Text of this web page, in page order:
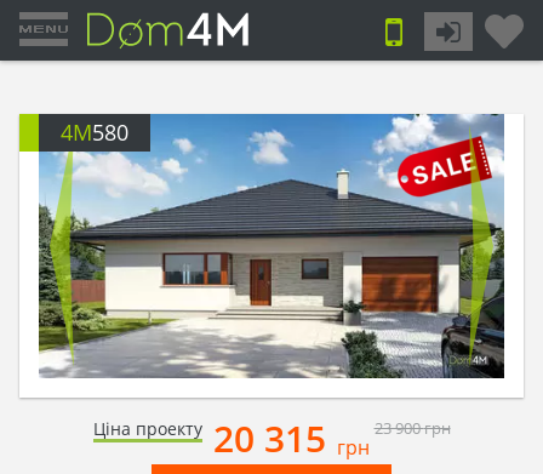
4M580
Ціна проекту 20 315 грн
23 900грн